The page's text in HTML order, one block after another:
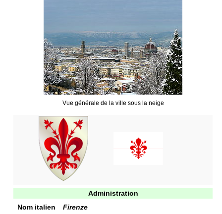
Vue générale de la ville sous la neige
Administration
Nom italien
Firenze